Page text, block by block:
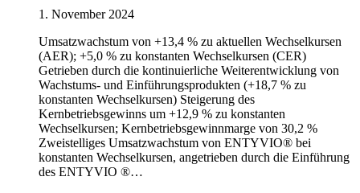
1. November 2024
Umsatzwachstum von +13,4 % zu aktuellen Wechselkursen
(AER); +5,0 % zu konstanten Wechselkursen (CER)
Getrieben durch die kontinuierliche Weiterentwicklung von
Wachstums- und Einführungsprodukten (+18,7 % zu
konstanten Wechselkursen) Steigerung des
Kernbetriebsgewinns um +12,9 % zu konstanten
Wechselkursen; Kernbetriebsgewinnmarge von 30,2 %
Zweistelliges Umsatzwachstum von ENTYVIO® bei
konstanten Wechselkursen, angetrieben durch die Einführung
des ENTYVIO ®…